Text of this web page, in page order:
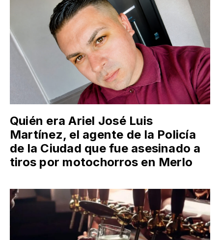
Quién era Ariel José Luis
Martínez, el agente de la Policía
de la Ciudad que fue asesinado a
tiros por motochorros en Merlo